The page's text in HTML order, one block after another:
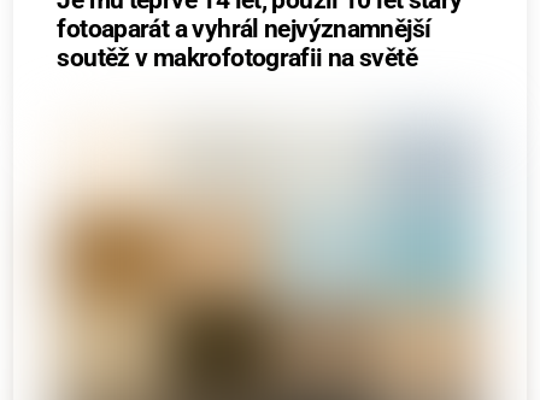
fotoaparát a vyhrál nejvýznamnější
soutěž v makrofotografii na světě